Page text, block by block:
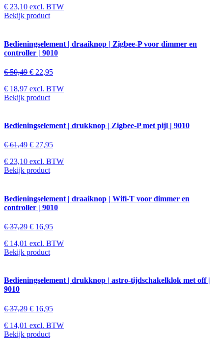
€ 23,10 excl. BTW
Bekijk product
Bedieningselement | draaiknop | Zigbee-P voor dimmer en
controller | 9010
€50,49 € 22,95
€ 18,97 excl. BTW
Bekijk product
Bedieningselement | drukknop | Zigbee-P met pijl | 9010
€61,49 € 27,95
€ 23,10 excl. BTW
Bekijk product
Bedieningselement | draaiknop | Wifi-T voor dimmer en
controller | 9010
€37,29 € 16,95
€ 14,01 excl. BTW
Bekijk product
Bedieningselement | drukknop | astro-tijdschakelklok met off |
9010
€37,29 € 16,95
€ 14,01 excl. BTW
Bekijk product